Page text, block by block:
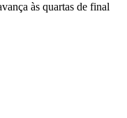
às quartas de final